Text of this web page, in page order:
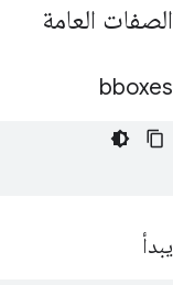
الصفات العامة
bboxes
يبدأ